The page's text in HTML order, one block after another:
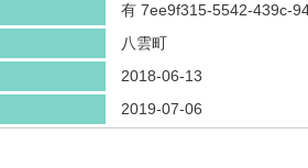
有 7ee9f315-5542-439c-
八雲町
2018-06-13
2019-07-06